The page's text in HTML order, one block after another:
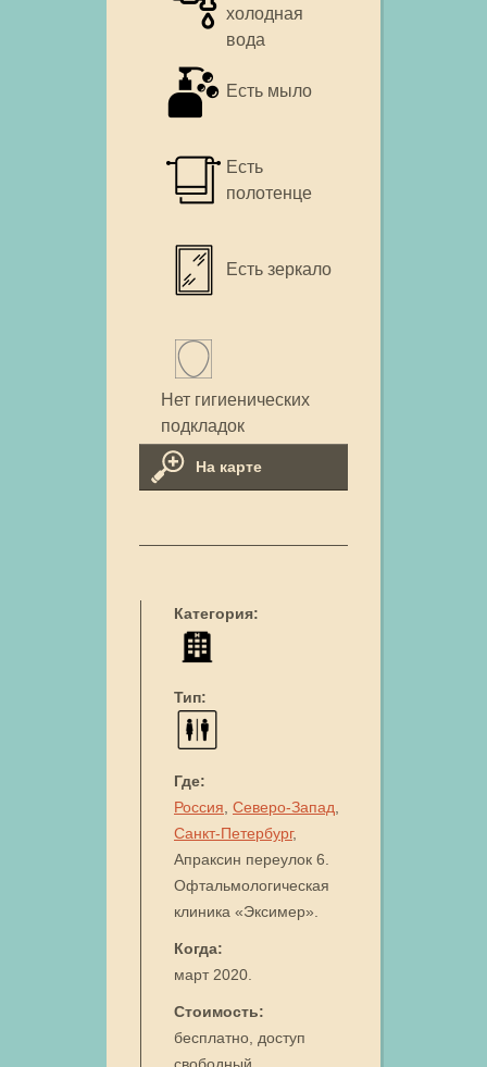
холодная
вода
Есть мыло
Есть
полотенце
Есть зеркало
Нет гигиенических
подкладок
На карте
Категория:
Тип:
Где:
Россия Северо-Запад
Санкт-Петербург,
Апраксин переулок 6.
Офтальмологическая
клиника «Эксимер».
Когда:
март 2020.
Стоимость:
бесплатно, доступ